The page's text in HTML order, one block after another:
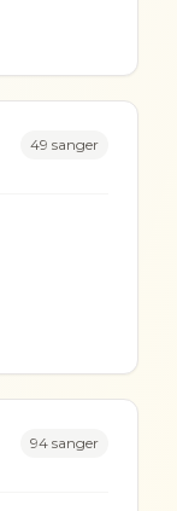
49 sanger
94 sanger